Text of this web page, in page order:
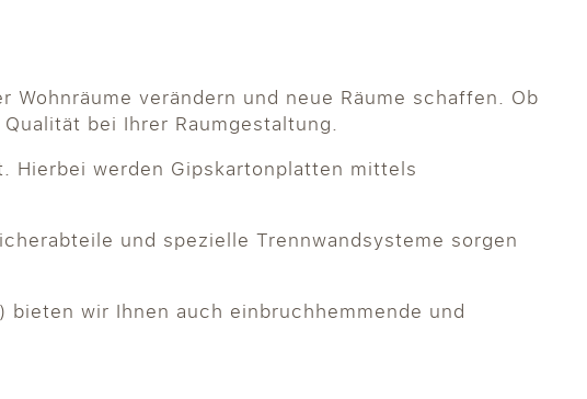
verändern und neue Räume schaffen. Ob
bei Ihrer Raumgestaltung.
Hierbei werden Gipskartonplatten mittels
und spezielle Trennwandsysteme sorgen
wir Ihnen auch einbruchhemmende und